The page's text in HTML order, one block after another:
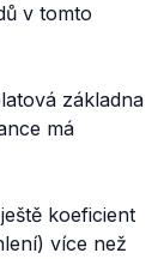
v tomto
základna
má
koeficient
více než